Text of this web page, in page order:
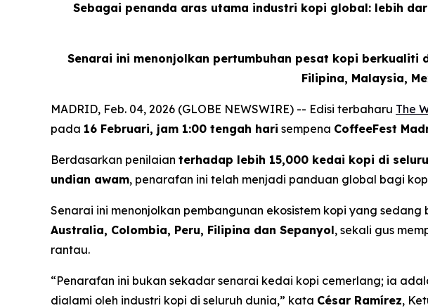
Sebagai penanda aras utama industri kopi global: lebih
Senarai ini menonjolkan pertumbuhan pesat kopi berkualiti
Filipina, Malaysia,
MADRID, Feb. 04, 2026 (GLOBE NEWSWIRE) -- Edisi terbaharu The
pada 16 Februari, jam 1:00 tengah hari sempena CoffeeFest
Berdasarkan penilaian terhadap lebih 15,000 kedai kopi di
undian awam, penarafan ini telah menjadi panduan global bagi
Senarai ini menonjolkan pembangunan ekosistem kopi yang
Australia, Colombia, Peru, Filipina dan Sepanyol, sekali gus
rantau.
“Penarafan ini bukan sekadar senarai kedai kopi cemerlang; ia
dialami oleh industri kopi di seluruh dunia,” kata César Ramírez,